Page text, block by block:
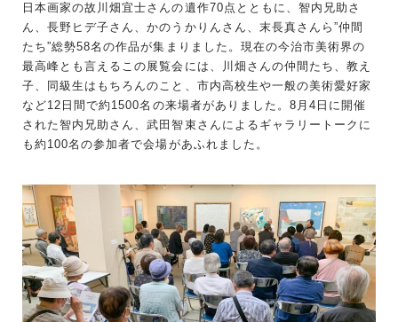
日本画家の故川畑宜士さんの遺作70点とともに、智内兄助さ
ん、長野ヒデ子さん、かのうかりんさん、末長真さんら”仲間
たち”総勢58名の作品が集まりました。現在の今治市美術界の
最高峰とも言えるこの展覧会には、川畑さんの仲間たち、教え
子、同級生はもちろんのこと、市内高校生や一般の美術愛好家
など12日間で約1500名の来場者がありました。8月4日に開催
された智内兄助さん、武田智束さんによるギャラリートークに
も約100名の参加者で会場があふれました。